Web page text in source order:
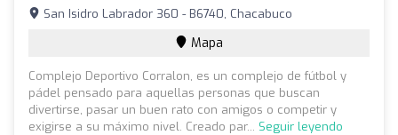
San Isidro Labrador 360 - B6740, Chacabuco
Mapa
Complejo Deportivo Corralon, es un complejo de fútbol y
pádel pensado para aquellas personas que buscan
divertirse, pasar un buen rato con amigos o competir y
exigirse a su máximo nivel. Creado par... Seguir leyendo